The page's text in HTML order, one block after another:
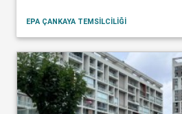
EPA ÇANKAYA TEMSİLCİLİĞİ